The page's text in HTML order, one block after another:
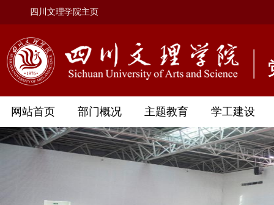
四川文理学院主页
网站首页 部门概况 主题教育 学工建设